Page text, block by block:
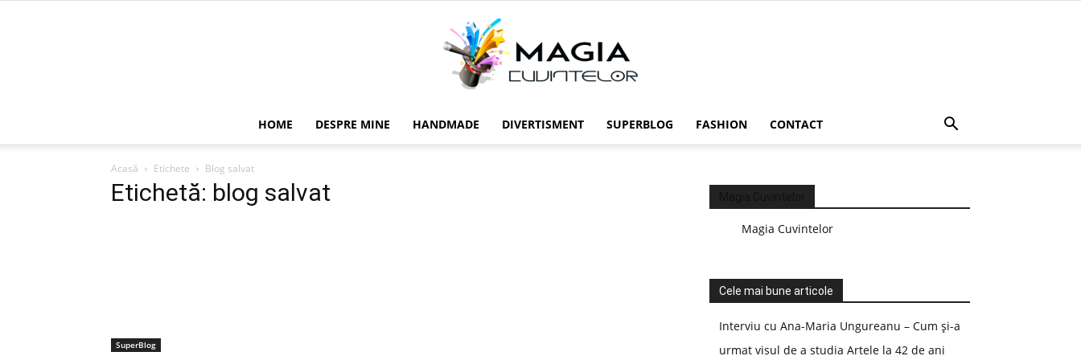
HOME DESPRE MINE HANDMADE DIVERTISMENT SUPERBLOG FASHION CONTACT
Acasă Etichete Blog salvat
Etichetă: blog salvat
SuperBlog
Magia Cuvintelor
Cele mai bune articole
Interviu cu Ana-Maria Ungureanu – Cum și-a
urmat visul de a studia Artele la 42 de ani